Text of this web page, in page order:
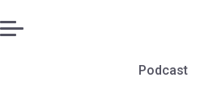
Podcast